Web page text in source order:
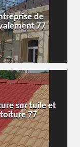
de
77
sur tuile et
toiture 77